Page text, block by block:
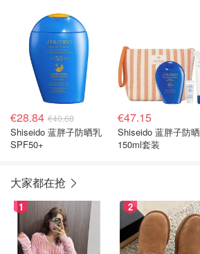
€28.84 €40.68
Shiseido 蓝胖子防晒乳
SPF50+
€47.15
Shiseido 蓝胖子防晒
150ml套装
大家都在抢
1 2